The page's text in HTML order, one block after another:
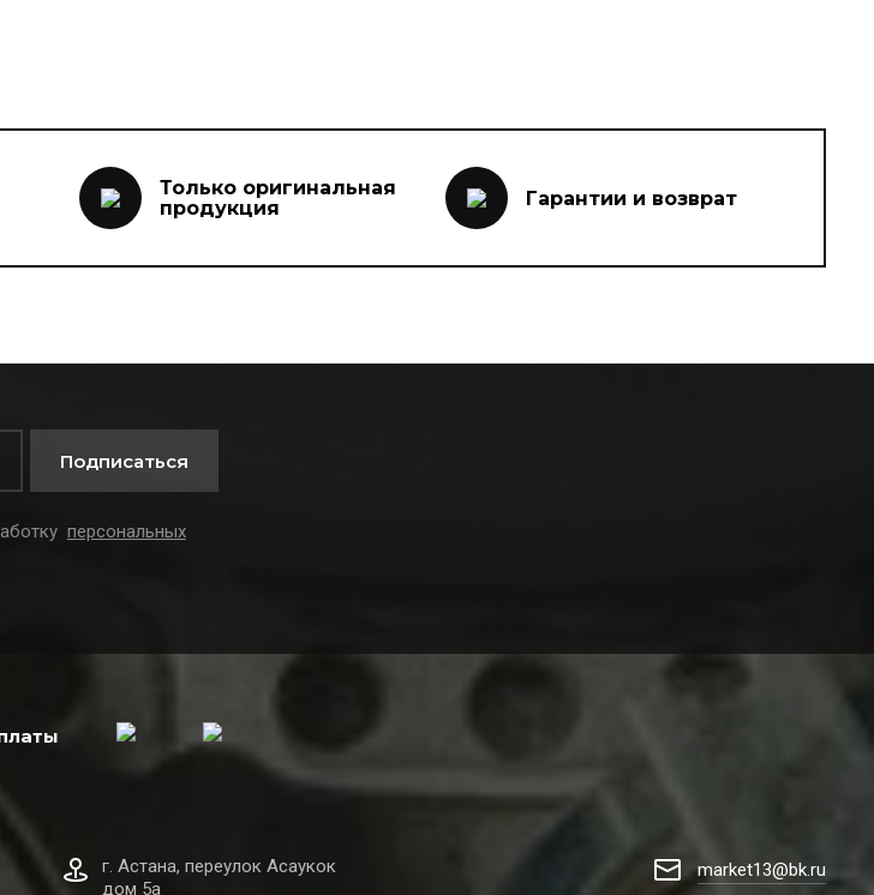
Только оригинальная
продукция
Гарантии и возврат
персональных
Подписаться
г. Астана, переулок Асаукок
дом 5а
market13@bk.ru